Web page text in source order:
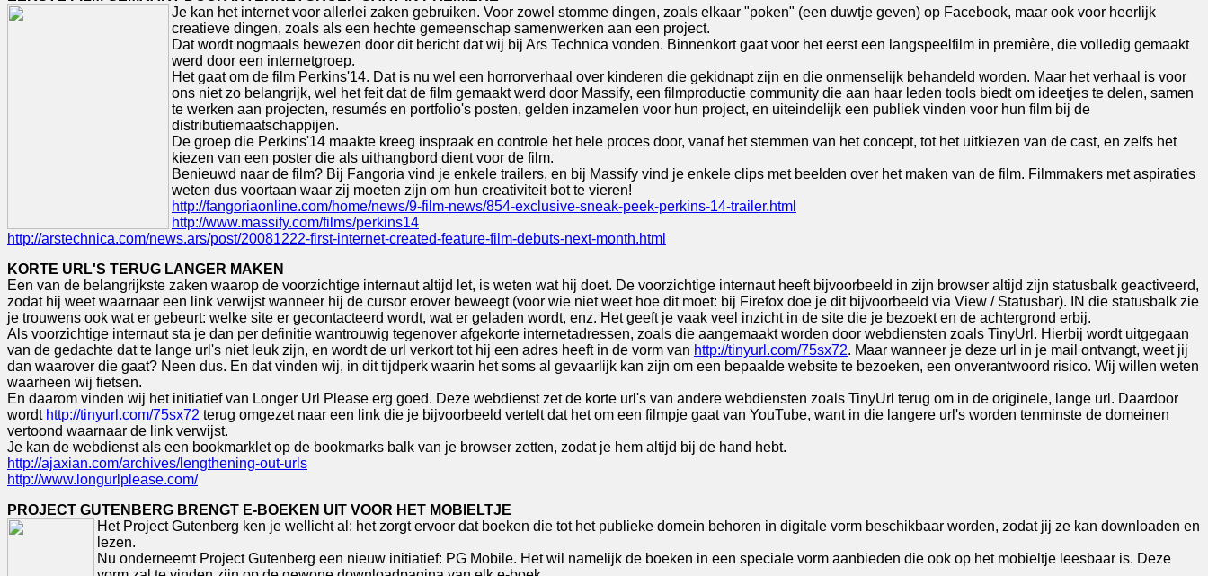
Je kan het internet voor allerlei zaken gebruiken. Voor zowel stomme dingen, zoals elkaar "poken" (een duwtje geven) op Facebook, maar ook voor heerlijk
creatieve dingen, zoals als een hechte gemeenschap samenwerken aan een project.
Dat wordt nogmaals bewezen door dit bericht dat wij bij Ars Technica vonden. Binnenkort gaat voor het eerst een langspeelfilm in première, die volledig gemaakt
werd door een internetgroep.
Het gaat om de film Perkins'14. Dat is nu wel een horrorverhaal over kinderen die gekidnapt zijn en die onmenselijk behandeld worden. Maar het verhaal is voor
ons niet zo belangrijk, wel het feit dat de film gemaakt werd door Massify, een filmproductie community die aan haar leden tools biedt om ideetjes te delen, samen
te werken aan projecten, resumés en portfolio's posten, gelden inzamelen voor hun project, en uiteindelijk een publiek vinden voor hun film bij de
distributiemaatschappijen.
De groep die Perkins'14 maakte kreeg inspraak en controle het hele proces door, vanaf het stemmen van het concept, tot het uitkiezen van de cast, en zelfs het
kiezen van een poster die als uithangbord dient voor de film.
Benieuwd naar de film? Bij Fangoria vind je enkele trailers, en bij Massify vind je enkele clips met beelden over het maken van de film. Filmmakers met aspiraties
weten dus voortaan waar zij moeten zijn om hun creativiteit bot te vieren!
http://fangoriaonline.com/home/news/9-film-news/854-exclusive-sneak-peek-perkins-14-trailer.html
http://www.massify.com/films/perkins14
http://arstechnica.com/news.ars/post/20081222-first-internet-created-feature-film-debuts-next-month.html
KORTE URL'S TERUG LANGER MAKEN
Een van de belangrijkste zaken waarop de voorzichtige internaut altijd let, is weten wat hij doet. De voorzichtige internaut heeft bijvoorbeeld in zijn browser altijd zijn statusbalk geactiveerd,
zodat hij weet waarnaar een link verwijst wanneer hij de cursor erover beweegt (voor wie niet weet hoe dit moet: bij Firefox doe je dit bijvoorbeeld via View / Statusbar). IN die statusbalk zie
je trouwens ook wat er gebeurt: welke site er gecontacteerd wordt, wat er geladen wordt, enz. Het geeft je vaak veel inzicht in de site die je bezoekt en de achtergrond erbij.
Als voorzichtige internaut sta je dan per definitie wantrouwig tegenover afgekorte internetadressen, zoals die aangemaakt worden door webdiensten zoals TinyUrl. Hierbij wordt uitgegaan
van de gedachte dat te lange url's niet leuk zijn, en wordt de url verkort tot hij een adres heeft in de vorm van http://tinyurl.com/75sx72. Maar wanneer je deze url in je mail ontvangt, weet jij
dan waarover die gaat? Neen dus. En dat vinden wij, in dit tijdperk waarin het soms al gevaarlijk kan zijn om een bepaalde website te bezoeken, een onverantwoord risico. Wij willen weten
waarheen wij fietsen.
En daarom vinden wij het initiatief van Longer Url Please erg goed. Deze webdienst zet de korte url's van andere webdiensten zoals TinyUrl terug om in de originele, lange url. Daardoor
wordt http://tinyurl.com/75sx72 terug omgezet naar een link die je bijvoorbeeld vertelt dat het om een filmpje gaat van YouTube, want in die langere url's worden tenminste de domeinen
vertoond waarnaar de link verwijst.
Je kan de webdienst als een bookmarklet op de bookmarks balk van je browser zetten, zodat je hem altijd bij de hand hebt.
http://ajaxian.com/archives/lengthening-out-urls
http://www.longurlplease.com/
PROJECT GUTENBERG BRENGT E-BOEKEN UIT VOOR HET MOBIELTJE
Het Project Gutenberg ken je wellicht al: het zorgt ervoor dat boeken die tot het publieke domein behoren in digitale vorm beschikbaar worden, zodat jij ze kan downloaden en
lezen.
Nu onderneemt Project Gutenberg een nieuw initiatief: PG Mobile. Het wil namelijk de boeken in een speciale vorm aanbieden die ook op het mobieltje leesbaar is. Deze